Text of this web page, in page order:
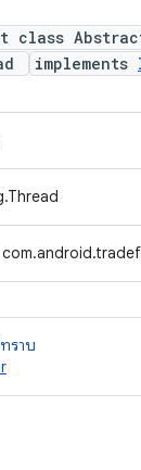
class
implements
ราบ